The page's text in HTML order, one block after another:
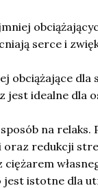
serce i
obciążające dla
jest idealne dla
na relaks.
oraz redukcji
jest istotne dla